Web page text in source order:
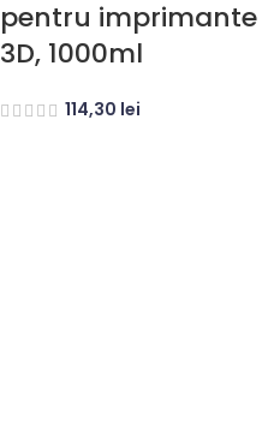
pentru imprimante
3D, 1000ml
114,30 lei